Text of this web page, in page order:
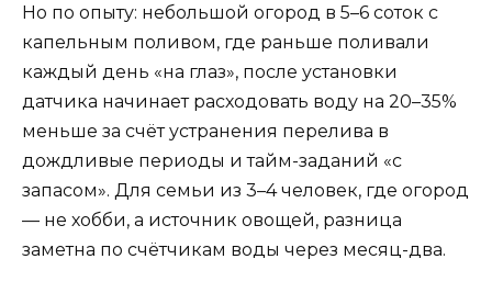
Но по опыту: небольшой огород в 5–6 соток с
капельным поливом, где раньше поливали
каждый день «на глаз», после установки
датчика начинает расходовать воду на 20–35%
меньше за счёт устранения перелива в
дождливые периоды и тайм-заданий «с
запасом». Для семьи из 3–4 человек, где огород
— не хобби, а источник овощей, разница
заметна по счётчикам воды через месяц-два.